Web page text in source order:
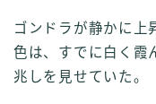
ゴンドラが静かに上
色は、すでに白く霞
兆しを見せていた。